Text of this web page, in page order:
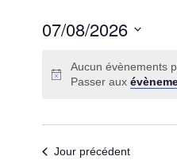
07/08/2026
une
Aucun évènements
Passer aux
Jour précédent